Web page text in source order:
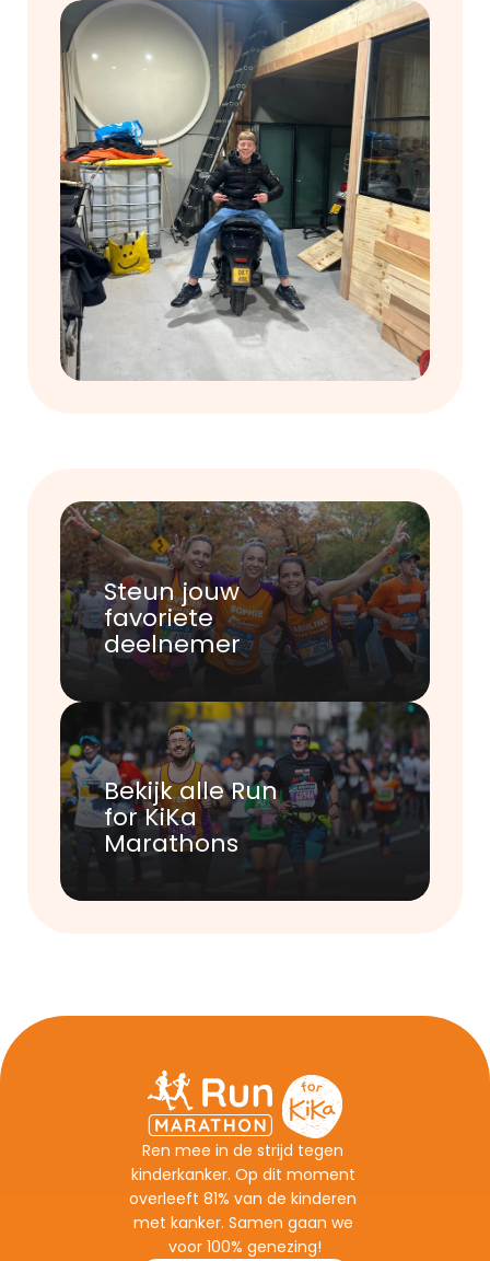
Steun jouw
favoriete
deelnemer
Bekijk alle Run
for KiKa
Marathons
Ren mee in de strijd tegen
kinderkanker. Op dit moment
overleeft 81% van de kinderen
met kanker. Samen gaan we
voor 100% genezing!